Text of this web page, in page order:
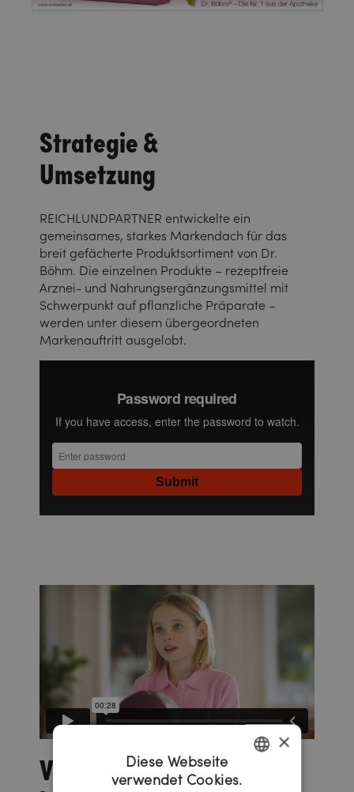
Strategie &
Umsetzung
REICHLUNDPARTNER entwickelte ein
gemeinsames, starkes Markendach für das
breit gefächerte Produktsortiment von Dr.
Böhm. Die einzelnen Produkte – rezeptfreie
Arznei- und Nahrungsergänzungsmittel mit
Schwerpunkt auf pflanzliche Präparate –
werden unter diesem übergeordneten
Markenauftritt ausgelobt.
Von Packaging
GERMAN
×
Diese Webseite
verwendet Cookies.